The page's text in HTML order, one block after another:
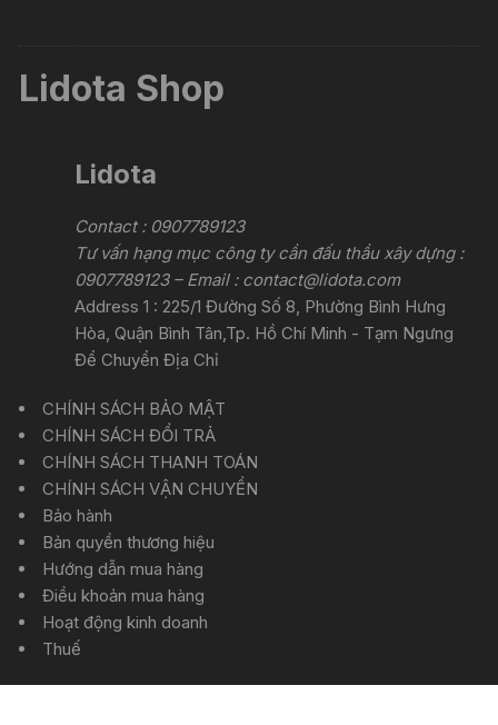
Lidota Shop
Lidota
Contact : 0907789123
Tư vấn hạng mục công ty cần đấu thầu xây dựng :
0907789123 – Email : contact@lidota.com
Address 1 : 225/1 Đường Số 8, Phường Bình Hưng
Hòa, Quận Bình Tân,Tp. Hồ Chí Minh - Tạm Ngưng
Để Chuyển Địa Chỉ
CHÍNH SÁCH BẢO MẬT
CHÍNH SÁCH ĐỔI TRẢ
CHÍNH SÁCH THANH TOÁN
CHÍNH SÁCH VẬN CHUYỂN
Bảo hành
Bản quyền thương hiệu
Hướng dẫn mua hàng
Điều khoản mua hàng
Hoạt động kinh doanh
Thuế